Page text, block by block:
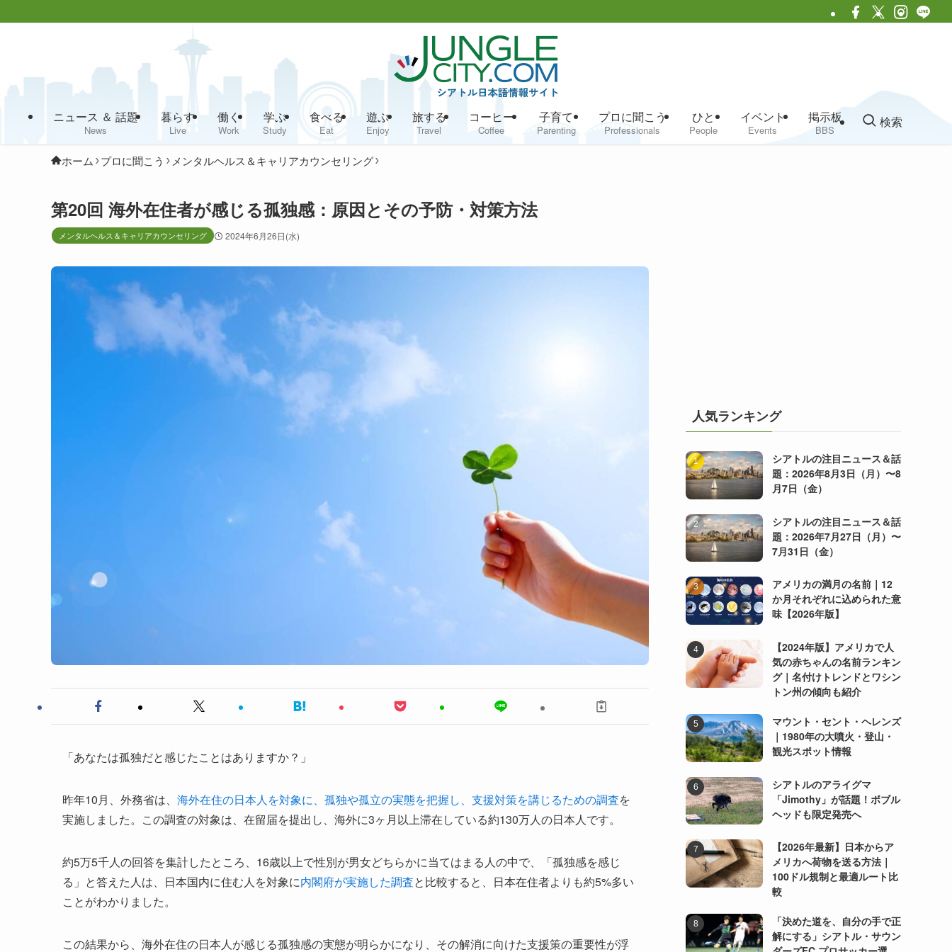
ニュース ＆ 話題
News
暮らす
Live
働く
Work
学ぶ
Study
食べる
Eat
遊ぶ
Enjoy
旅する
Travel
コーヒー
Coffee
子育て
Parenting
プロに聞こう
Professionals
ひと
People
イベント
Events
掲示板
BBS
検索
ホーム プロに聞こう メンタルヘルス＆キャリアカウンセリング
第20回 海外在住者が感じる孤独感：原因とその予防・対策方法
メンタルヘルス＆キャリアカウンセリング 2024年6月26日(水)
「あなたは孤独だと感じたことはありますか？」
昨年10月、外務省は、 海外在住の日本人を対象に、孤独や孤立の実態を把握し、支援対策を講じるための調査を
実施しました。この調査の対象は、在留届を提出し、海外に3ヶ月以上滞在している約130万人の日本人です。
約5万5千人の回答を集計したところ、16歳以上で性別が男女どちらかに当てはまる人の中で、「孤独感を感じ
る」と答えた人は、日本国内に住む人を対象に内閣府が実施した調査と比較すると、日本在住者よりも約5%多い
ことがわかりました。
この結果から、海外在住の日本人が感じる孤独感の実態が明らかになり、その解消に向けた支援策の重要性が浮
人気ランキング
シアトルの注目ニュース＆話
題：2026年8月3日（月）〜8
月7日（金）
シアトルの注目ニュース＆話
題：2026年7月27日（月）〜
7月31日（金）
アメリカの満月の名前｜12
か月それぞれに込められた意
味【2026年版】
【2024年版】アメリカで人
気の赤ちゃんの名前ランキン
グ｜名付けトレンドとワシン
トン州の傾向も紹介
マウント・セント・ヘレンズ
｜1980年の大噴火・登山・
観光スポット情報
シアトルのアライグマ
「Jimothy」が話題！ボブル
ヘッドも限定発売へ
【2026年最新】日本からア
メリカへ荷物を送る方法｜
100ドル規制と最適ルート比
較
「決めた道を、自分の手で正
解にする」シアトル・サウン